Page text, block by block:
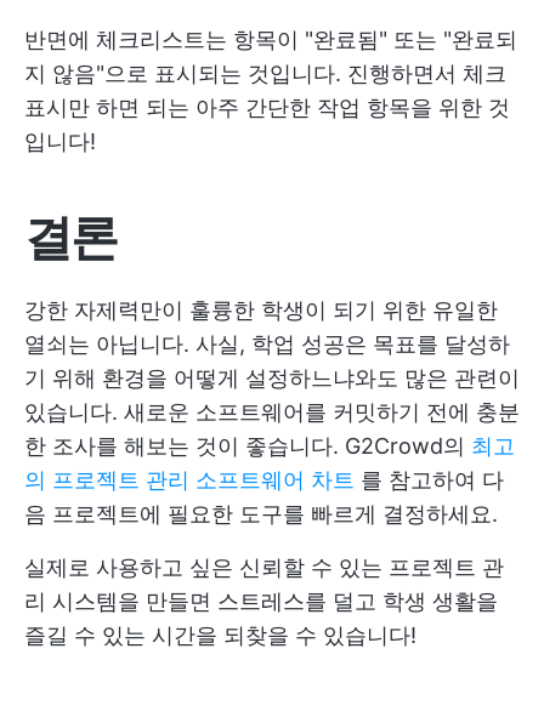
반면에 체크리스트는 항목이 "완료됨" 또는 "완료되
지 않음"으로 표시되는 것입니다. 진행하면서 체크
표시만 하면 되는 아주 간단한 작업 항목을 위한 것
입니다!
결론
강한 자제력만이 훌륭한 학생이 되기 위한 유일한
열쇠는 아닙니다. 사실, 학업 성공은 목표를 달성하
기 위해 환경을 어떻게 설정하느냐와도 많은 관련이
있습니다. 새로운 소프트웨어를 커밋하기 전에 충분
한 조사를 해보는 것이 좋습니다. G2Crowd의 최고
의 프로젝트 관리 소프트웨어 차트 를 참고하여 다
음 프로젝트에 필요한 도구를 빠르게 결정하세요.
실제로 사용하고 싶은 신뢰할 수 있는 프로젝트 관
리 시스템을 만들면 스트레스를 덜고 학생 생활을
즐길 수 있는 시간을 되찾을 수 있습니다!